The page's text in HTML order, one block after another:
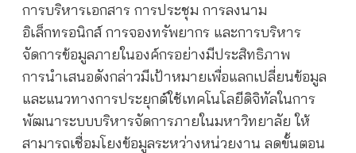
การบริหารเอกสาร การประชุม การลงนาม
อิเล็กทรอนิกส์ การจองทรัพยากร และการบริหาร
จัดการข้อมูลภายในองค์กรอย่างมีประสิทธิภาพ
การนำเสนอดังกล่าวมีเป้าหมายเพื่อแลกเปลี่ยนข้อมูล
และแนวทางการประยุกต์ใช้เทคโนโลยีดิจิทัลในการ
พัฒนาระบบบริหารจัดการภายในมหาวิทยาลัย ให้
สามารถเชื่อมโยงข้อมูลระหว่างหน่วยงาน ลดขั้นตอน